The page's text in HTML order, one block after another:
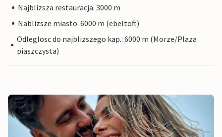
Najblizsza restauracja: 3000 m
Nablizsze miasto: 6000 m (ebeltoft)
Odleglosc do najblizszego kap.: 6000 m (Morze/Plaza
piaszczysta)